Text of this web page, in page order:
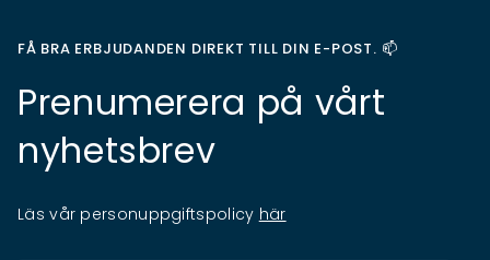
FÅ BRA ERBJUDANDEN DIREKT TILL DIN E-POST. 📫
Prenumerera på vårt
nyhetsbrev
Läs vår personuppgiftspolicy här